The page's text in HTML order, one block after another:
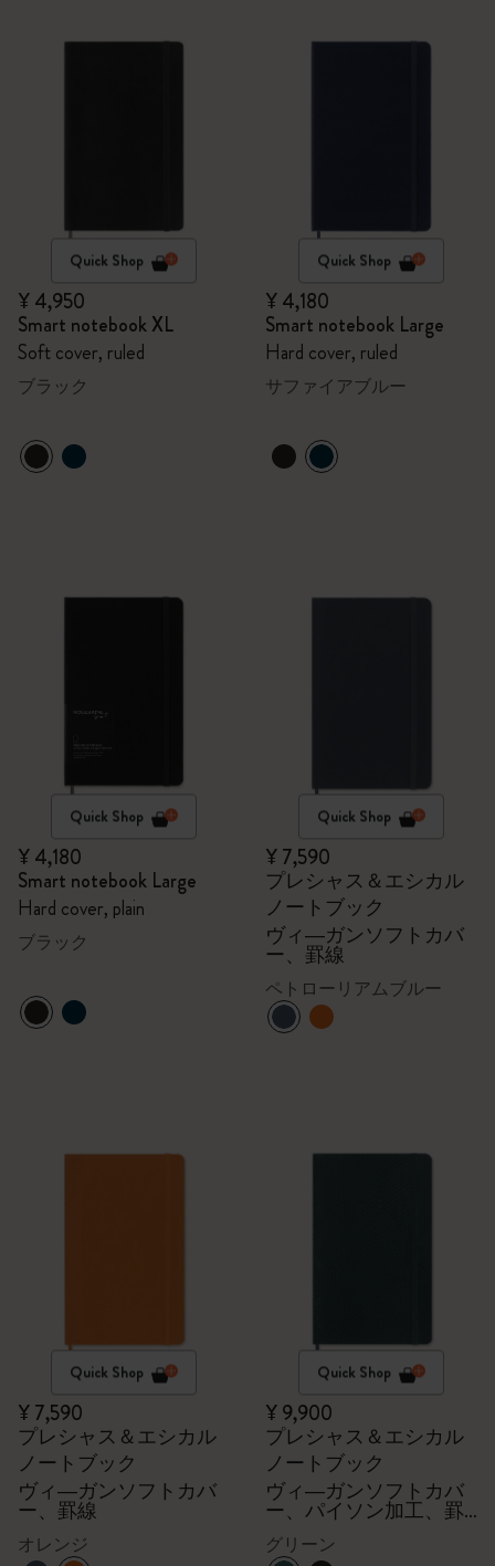
Quick Shop
¥ 4,950
Smart notebook XL
Soft cover, ruled
ブラック
Quick Shop
¥ 4,180
Smart notebook Large
Hard cover, ruled
サファイアブルー
Quick Shop
¥ 4,180
Smart notebook Large
Hard cover, plain
ブラック
Quick Shop
¥ 7,590
プレシャス＆エシカル
ノートブック
ヴィ―ガンソフトカバ
ー、罫線
ペトローリアムブルー
Quick Shop
¥ 7,590
プレシャス＆エシカル
ノートブック
ヴィ―ガンソフトカバ
ー、罫線
オレンジ
Quick Shop
¥ 9,900
プレシャス＆エシカル
ノートブック
ヴィ―ガンソフトカバ
ー、パイソン加工、罫
線
グリーン